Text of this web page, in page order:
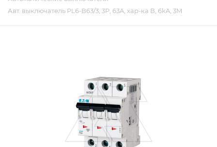
Авт. выключатель PL6-B63/3, 3P, 63A, хар-ка B, 6kA, 3M